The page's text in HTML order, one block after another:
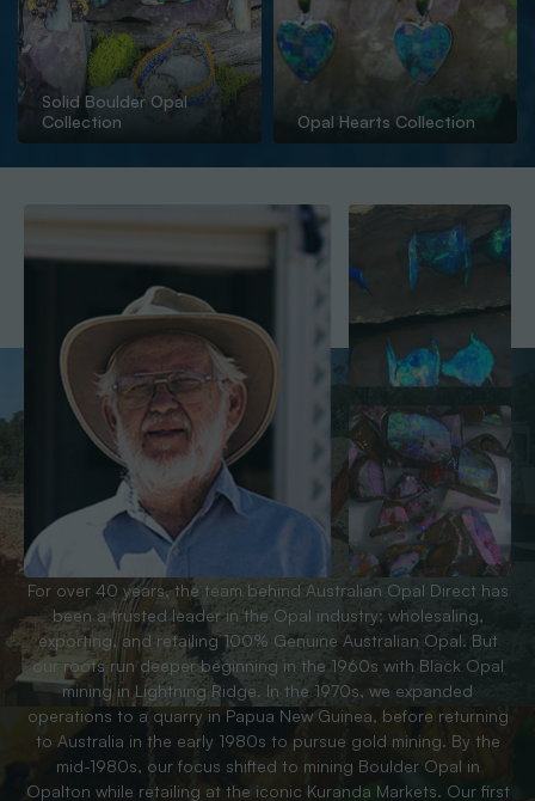
Solid Boulder Opal
Collection
Opal Hearts Collection
For over 40 years, the team behind Australian Opal Direct has
been a trusted leader in the Opal industry; wholesaling,
exporting, and retailing 100% Genuine Australian Opal. But
our roots run deeper beginning in the 1960s with Black Opal
mining in Lightning Ridge. In the 1970s, we expanded
operations to a quarry in Papua New Guinea, before returning
to Australia in the early 1980s to pursue gold mining. By the
mid-1980s, our focus shifted to mining Boulder Opal in
Opalton while retailing at the iconic Kuranda Markets. Our first